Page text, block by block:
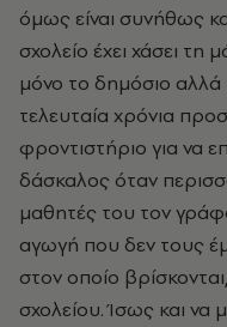
όμως είναι συνήθως
σχολείο έχει χάσει τη
μόνο το δημόσιο αλλά
τελευταία χρόνια
φροντιστήριο για να
δάσκαλος όταν
μαθητές του τον
αγωγή που δεν τους
στον οποίο
σχολείου. Ίσως και να